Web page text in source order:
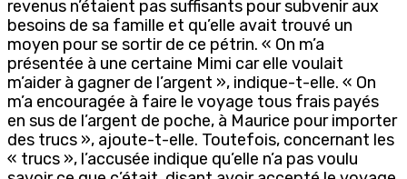
revenus n’étaient pas suffisants pour subvenir aux
besoins de sa famille et qu’elle avait trouvé un
moyen pour se sortir de ce pétrin. « On m’a
présentée à une certaine Mimi car elle voulait
m’aider à gagner de l’argent », indique-t-elle. « On
m’a encouragée à faire le voyage tous frais payés
en sus de l’argent de poche, à Maurice pour importer
des trucs », ajoute-t-elle. Toutefois, concernant les
« trucs », l’accusée indique qu’elle n’a pas voulu